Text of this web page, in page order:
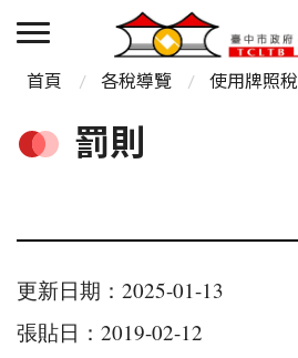
首頁 各稅導覽 使用牌照稅
罰則
更新日期：2025-01-13
張貼日：2019-02-12